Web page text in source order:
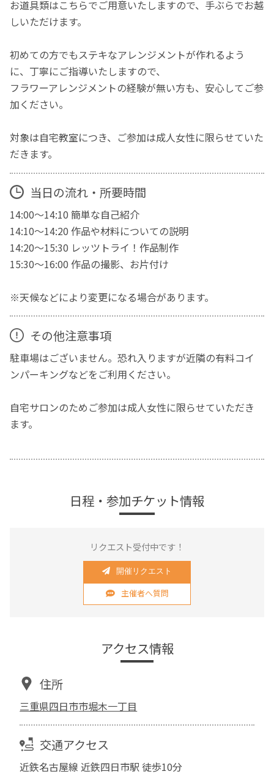
お道具類はこちらでご用意いたしますので、手ぶらでお越
しいただけます。
初めての方でもステキなアレンジメントが作れるよう
に、丁寧にご指導いたしますので、
フラワーアレンジメントの経験が無い方も、安心してご参
加ください。
対象は自宅教室につき、ご参加は成人女性に限らせていた
だきます。
当日の流れ・所要時間
14:00～14:10 簡単な自己紹介
14:10～14:20 作品や材料についての説明
14:20～15:30 レッツトライ！作品制作
15:30～16:00 作品の撮影、お片付け
※天候などにより変更になる場合があります。
その他注意事項
駐車場はございません。恐れ入りますが近隣の有料コイ
ンパーキングなどをご利用ください。
自宅サロンのためご参加は成人女性に限らせていただき
ます。
日程・参加チケット情報
リクエスト受付中です！
開催リクエスト
主催者へ質問
アクセス情報
住所
三重県四日市市堀木一丁目
交通アクセス
近鉄名古屋線 近鉄四日市駅 徒歩10分